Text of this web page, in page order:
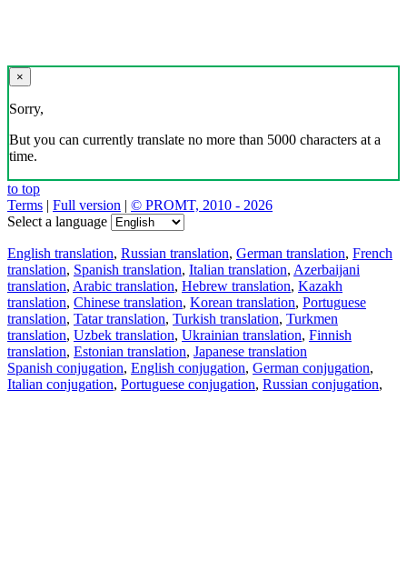
×
Sorry,
But you can currently translate no more than 5000 characters at a
time.
to top
Terms | Full version | © PROMT, 2010 - 2026
Select a language
English translation, Russian translation, German translation, French
translation, Spanish translation, Italian translation, Azerbaijani
translation, Arabic translation, Hebrew translation, Kazakh
translation, Chinese translation, Korean translation, Portuguese
translation, Tatar translation, Turkish translation, Turkmen
translation, Uzbek translation, Ukrainian translation, Finnish
translation, Estonian translation, Japanese translation
Spanish conjugation, English conjugation, German conjugation,
Italian conjugation, Portuguese conjugation, Russian conjugation,